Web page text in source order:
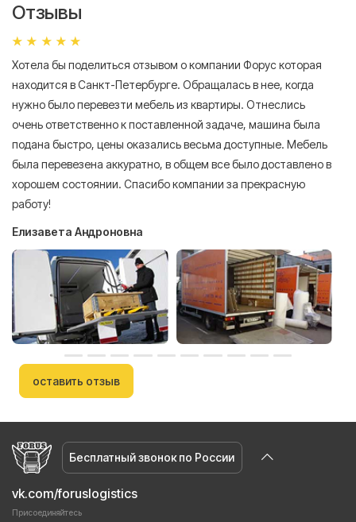
Отзывы
Хотела бы поделиться отзывом о компании Форус которая
находится в Санкт-Петербурге. Обращалась в нее, когда
нужно было перевезти мебель из квартиры. Отнеслись
очень ответственно к поставленной задаче, машина была
подана быстро, цены оказались весьма доступные. Мебель
была перевезена аккуратно, в общем все было доставлено в
хорошем состоянии. Спасибо компании за прекрасную
работу!
Елизавета Андроновна
оставить отзыв
Бесплатный звонок по России
vk.com/foruslogistics
Присоединяйтесь